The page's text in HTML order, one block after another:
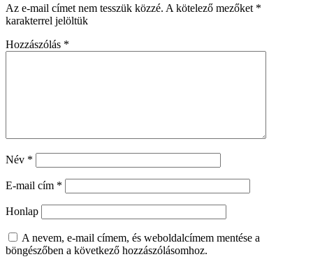
Az e-mail címet nem tesszük közzé. A kötelező mezőket *
karakterrel jelöltük
Hozzászólás *
Név *
E-mail cím *
Honlap
A nevem, e-mail címem, és weboldalcímem mentése a
böngészőben a következő hozzászólásomhoz.